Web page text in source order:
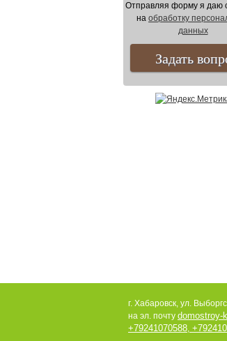
Отправляя форму я даю
на обработку
данных
г. Хабаровск, ул.
на эл. почту domostroy-
+79241070588,